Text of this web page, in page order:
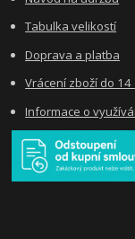
Tabulka velikostí
Doprava a platba
Vrácení zboží do 14
Informace o